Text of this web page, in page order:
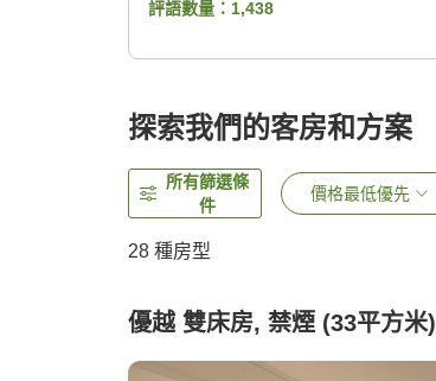
評語數量： 1,438
探索我們的客房和方案
所有篩選條
件
價格最低優先
28 種房型
優越 雙床房, 禁煙 (33平方米)